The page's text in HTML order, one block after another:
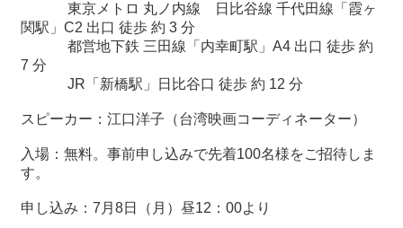
関
リ
ホ
ー
東京メトロ 丸ノ内線 日比谷線 千代田線「霞ヶ
関駅」 C2 出口 徒歩 約 3 分
都営地下鉄 三田線「内幸町駅」A4 出口 徒歩 約
7 分
JR「新橋駅」日比谷口 徒歩 約 12 分
スピーカー：江口洋子（台湾映画コーディネーター）
入場：無料。事前申し込みで先着100名様をご招待しま
す。
申し込み： 7 月 8日（月）昼12 ： 00より